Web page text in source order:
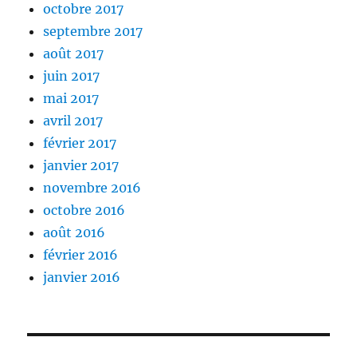
octobre 2017
septembre 2017
août 2017
juin 2017
mai 2017
avril 2017
février 2017
janvier 2017
novembre 2016
octobre 2016
août 2016
février 2016
janvier 2016